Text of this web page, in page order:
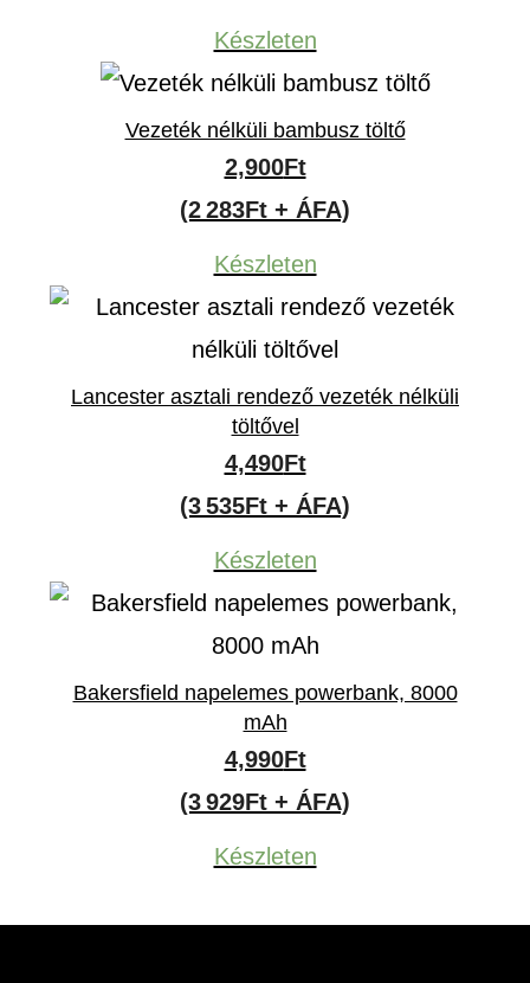
Készleten
Vezeték nélküli bambusz töltő
2,900Ft
(2 283Ft + ÁFA)
Készleten
Lancester asztali rendező vezeték nélküli
töltővel
4,490Ft
(3 535Ft + ÁFA)
Készleten
Bakersfield napelemes powerbank, 8000
mAh
4,990Ft
(3 929Ft + ÁFA)
Készleten